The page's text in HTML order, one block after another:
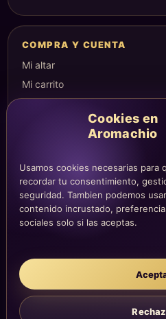
Cookies en
Aromachio
Usamos cookies necesarias para
recordar tu consentimiento,
seguridad. Tambien podemos
contenido incrustado,
sociales solo si las aceptas.
COMPRA Y CUENTA
Mi altar
Mi carrito
Condiciones de compra
Envíos y devoluciones
LEGAL
Aviso legal
Cookies
La atención, dirección y correos
Contacto.
Acompañamiento simbólico y
médico, legal, psicológico o